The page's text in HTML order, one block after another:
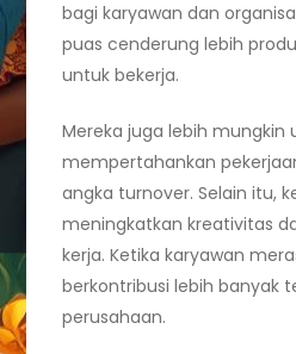
bagi karyawan dan
puas cenderung lebih
untuk bekerja.
Mereka juga lebih mungkin
mempertahankan
angka turnover. Selain itu,
meningkatkan kreativitas
kerja. Ketika karyawan
berkontribusi lebih banyak
perusahaan.